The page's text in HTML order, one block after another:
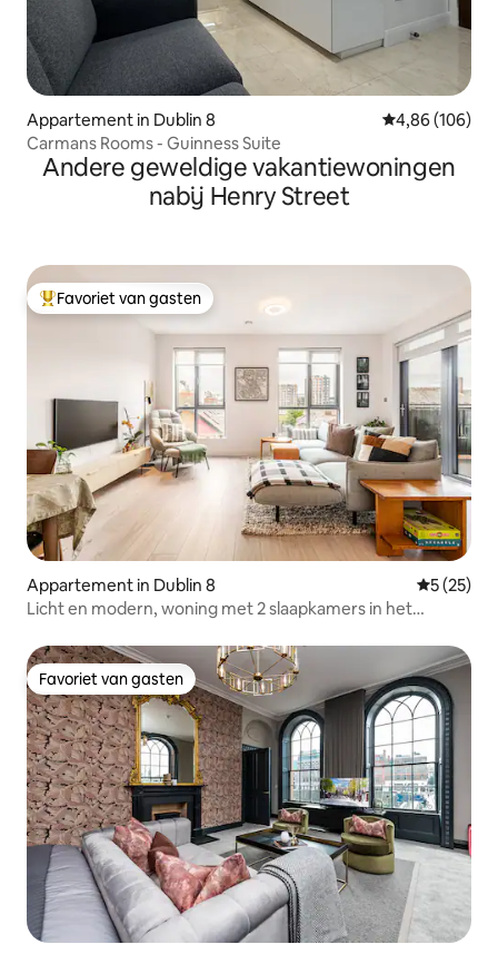
Appartement in Dublin 8 Gemiddelde
4,86 (106)
Carmans Rooms - Guinness Suite
Andere geweldige vakantiewoningen
nabij Henry Street
Topfavoriet van gasten
Favoriet van gasten
Appartement in Dublin 8
5 (25)
Licht en modern, woning met 2 slaapkamers in het
Favoriet van gasten
Favoriet van gasten